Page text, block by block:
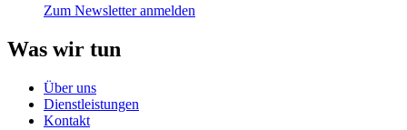
Zum Newsletter anmelden
Was wir tun
Über uns
Dienstleistungen
Kontakt